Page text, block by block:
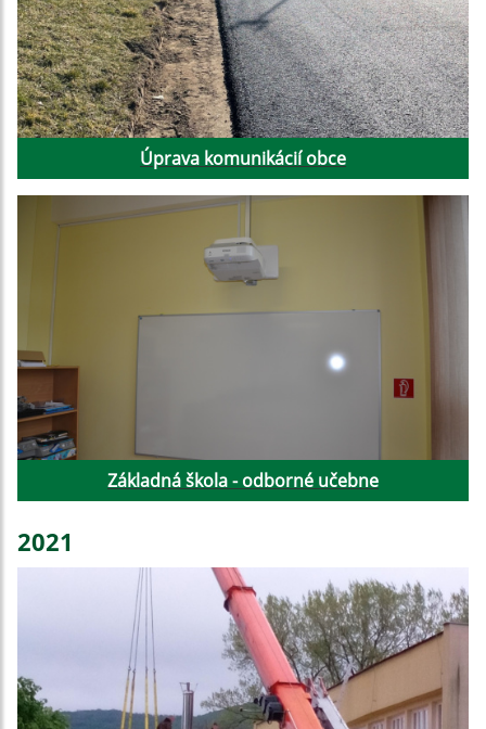
Úprava komunikácií obce
Základná škola - odborné učebne
2021